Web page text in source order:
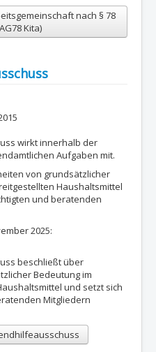
nach § 78
Kita)
wirkt innerhalb der
Aufgaben mit.
von grundsätzlicher
Haushaltsmittel
und beratenden
2025:
beschließt über
Bedeutung im
und setzt sich
Mitgliedern